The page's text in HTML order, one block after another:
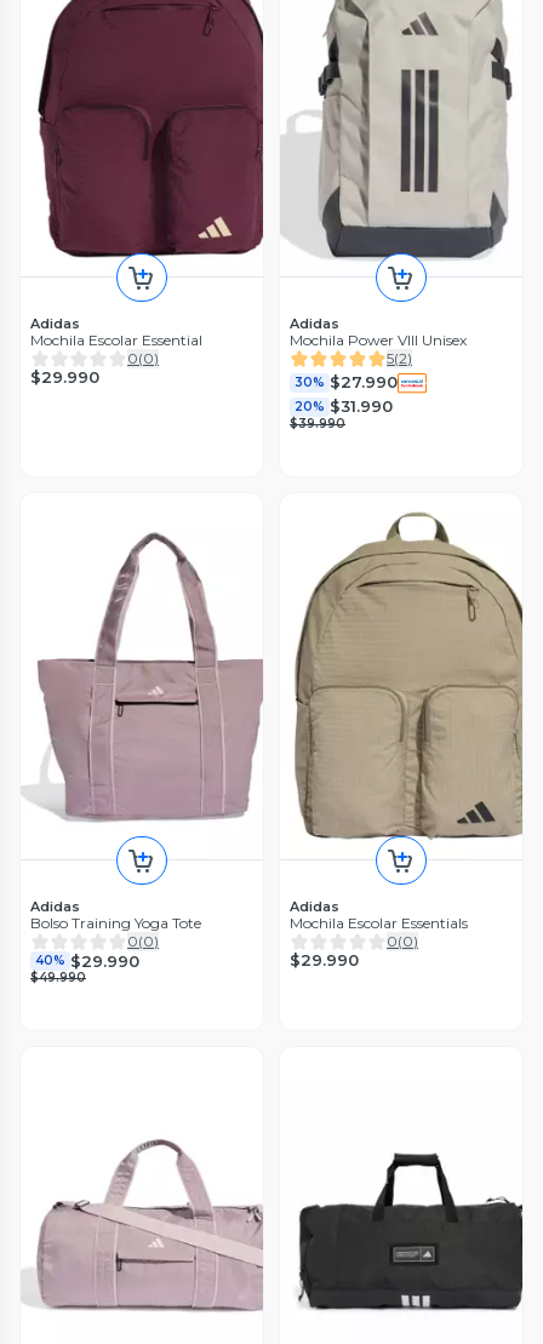
Adidas
Mochila Escolar Essential
0(0)
$29.990
Adidas
Mochila Power VIII Unisex
5(2)
30% $27.990
20% $31.990
$39.990
Adidas
Bolso Training Yoga Tote
0(0)
40% $29.990
$49.990
Adidas
Mochila Escolar Essentials
0(0)
$29.990